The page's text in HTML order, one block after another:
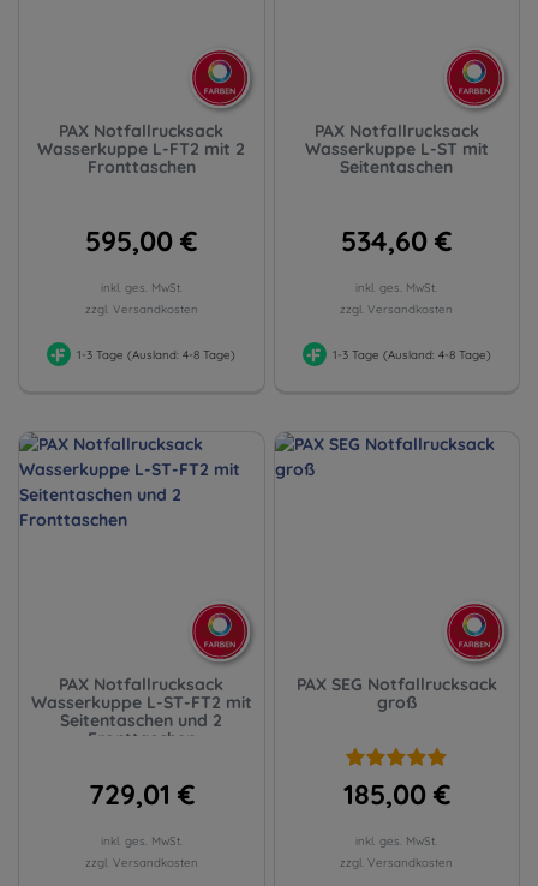
PAX Notfallrucksack
Wasserkuppe L-FT2 mit 2
Fronttaschen
595,00 €
inkl. ges. MwSt.
zzgl. Versandkosten
1-3 Tage (Ausland: 4-8 Tage)
PAX Notfallrucksack
Wasserkuppe L-ST mit
Seitentaschen
534,60 €
inkl. ges. MwSt.
zzgl. Versandkosten
1-3 Tage (Ausland: 4-8 Tage)
PAX Notfallrucksack
Wasserkuppe L-ST-FT2 mit
Seitentaschen und 2
Fronttaschen
729,01 €
inkl. ges. MwSt.
zzgl. Versandkosten
PAX SEG Notfallrucksack
groß
185,00 €
inkl. ges. MwSt.
zzgl. Versandkosten